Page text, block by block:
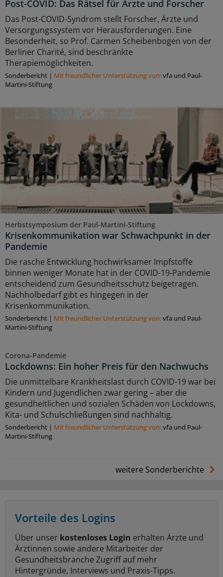
Post-COVID: Das Rätsel für Ärzte und Forscher
Das Post-COVID-Syndrom stellt Forscher, Ärzte und
Versorgungssystem vor Herausforderungen. Eine
Besonderheit, so Prof. Carmen Scheibenbogen von der
Berliner Charité, sind beschränkte
Therapiemöglichkeiten.
Sonderbericht | Mit freundlicher Unterstützung von:vfa und Paul-
Martini-Stiftung
Herbstsymposium der Paul-Martini-Stiftung
Krisenkommunikation war Schwachpunkt in der
Pandemie
Die rasche Entwicklung hochwirksamer Impfstoffe
binnen weniger Monate hat in der COVID-19-Pandemie
entscheidend zum Gesundheitsschutz beigetragen.
Nachholbedarf gibt es hingegen in der
Krisenkommunikation.
Sonderbericht | Mit freundlicher Unterstützung von:vfa und Paul-
Martini-Stiftung
Corona-Pandemie
Lockdowns: Ein hoher Preis für den Nachwuchs
Die unmittelbare Krankheitslast durch COVID-19 war bei
Kindern und Jugendlichen zwar gering – aber die
gesundheitlichen und sozialen Schäden von Lockdowns,
Kita- und Schulschließungen sind nachhaltig.
Sonderbericht | Mit freundlicher Unterstützung von:vfa und Paul-
Martini-Stiftung
weitere Sonderberichte
Vorteile des Logins
Über unser kostenloses Login erhalten Ärzte und
Ärztinnen sowie andere Mitarbeiter der
Gesundheitsbranche Zugriff auf mehr
Hintergründe, Interviews und Praxis-Tipps.